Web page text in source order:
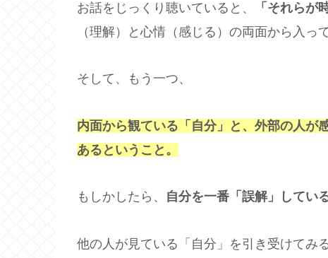
お話をじっくり聴いていると、 「それらが
（理解）と心情（感じる）の両面から入っ
そして、もう一つ、
内面から観ている「自分」と、外部の人が
あるということ。
もしかしたら、 自分を一番「誤解」してい
他の人が見ている「自分」を引き受けてみ